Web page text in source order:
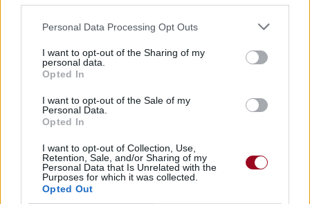
Personal Data Processing Opt Outs
I want to opt-out of the Sharing of my
personal data.
Opted In
I want to opt-out of the Sale of my
Personal Data.
Opted In
I want to opt-out of Collection, Use,
Retention, Sale, and/or Sharing of my
Personal Data that Is Unrelated with the
Purposes for which it was collected.
Opted Out
Paroles + Traduction Téléchargement
Commentaires
Pour prolonger le plaisir musical :
Vous aimez chanter, apprenez la guitare chez
Télécharger légalement les MP3 sur
Télécharger légalement les MP3 ou trouver le CD sur